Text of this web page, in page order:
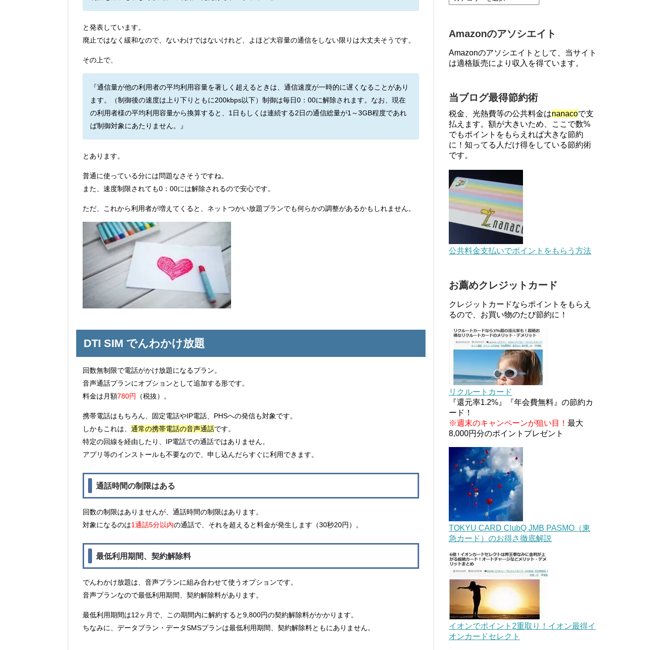
と発表しています。
廃止ではなく緩和なので、ないわけではないけれど、よほど大容量の通信をしない限りは大丈夫そうです。
その上で、
『通信量が他の利用者の平均利用容量を著しく超えるときは、通信速度が一時的に遅くなることがあり
ます。（制御後の速度は上り下りともに200kbps以下）制御は毎日0：00に解除されます。なお、現在
の利用者様の平均利用容量から換算すると、1日もしくは連続する2日の通信総量が1～3GB程度であれ
ば制御対象にあたりません。』
とあります。
普通に使っている分には問題なさそうですね。
また、速度制限されても0：00には解除されるので安心です。
ただ、これから利用者が増えてくると、ネットつかい放題プランでも何らかの調整があるかもしれません。
DTI SIM でんわかけ放題
回数無制限で電話がかけ放題になるプラン。
音声通話プランにオプションとして追加する形です。
料金は月額780円 （税抜）。
携帯電話はもちろん、固定電話やIP電話、PHSへの発信も対象です。
しかもこれは、 通常の携帯電話の音声通話です。
特定の回線を経由したり、IP電話での通話ではありません。
アプリ等のインストールも不要なので、申し込んだらすぐに利用できます。
通話時間の制限はある
回数の制限はありませんが、通話時間の制限はあります。
対象になるのは1通話5分以内の通話で、それを超えると料金が発生します（30秒20円）。
最低利用期間、契約解除料
でんわかけ放題は、音声プランに組み合わせて使うオプションです。
音声プランなので最低利用期間、契約解除料があります。
最低利用期間は12ヶ月で、この期間内に解約すると9,800円の契約解除料がかかります。
ちなみに、データプラン・データSMSプランは最低利用期間、契約解除料ともにありません。
【7/21まで】エアウォレット
元、登録、紹介コード wtffz4c
【2倍増量】PayPayカード、ま
るごとフラットリボ登録と3回
【解決】マリオットボンヴォイ
にログインできない、パスワー
ド変更不可の原因はコレでし
た。
ソニーフィナンシャルグループ
【対象者限定】楽天ペイで決済
すると最大300ポイントキャン
ペーン！～6/1
デジタルギフト改悪でいろいろ
らべるギフト」がファミリマー
WAON1%還元で新ルート誕
生！？
JCBカードWでApple Pay追加
時のナビダイヤル0570を回避す
る方法
住信SBIネット銀行のデビット
カードPoint＋で最大2%還元！
V NEOバンクデビットとどっち
が良い？条件などまとめ
Amazonのアソシエイト
Amazonのアソシエイトとして、当サイト
は適格販売により収入を得ています。
当ブログ最得節約術
税金、光熱費等の公共料金はnanacoで支
払えます。額が大きいため、ここで数%
でもポイントをもらえれば大きな節約
に！知ってる人だけ得をしている節約術
です。
公共料金支払いでポイントをもらう方法
お薦めクレジットカード
クレジットカードならポイントをもらえ
るので、お買い物のたび節約に！
リクルートカード
『還元率1.2%』『年会費無料』の節約カ
ード！
※週末のキャンペーンが狙い目！ 最大
8,000円分のポイントプレゼント
TOKYU CARD ClubQ JMB PASMO（東
急カード）のお得さ徹底解説
イオンでポイント2重取り！イオン最得イ
オンカードセレクト